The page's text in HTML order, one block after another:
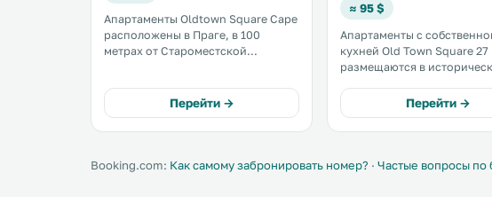
Апартаменты Oldtown Square Cape
расположены в Праге, в 100
метрах от Староместской
животными. К услугам гостей
бесплатный Wi-Fi. Среди удобств
апартаментов — телевизор и
Перейти →
≈ 95 $
Апартаменты с
кухней Old Town Square 27
размещаются в
расположенном на
Староместской площади
Старой ратуши с
Перейти →
Booking.com: Как самому забронировать номер? · Частые вопросы